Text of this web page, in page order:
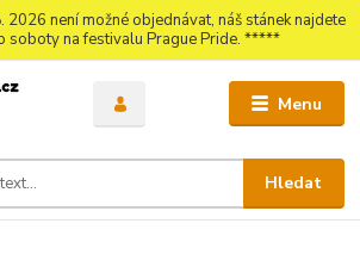
není možné objednávat, náš stánek najdete
soboty na festivalu Prague Pride. *****
Menu
Hledat